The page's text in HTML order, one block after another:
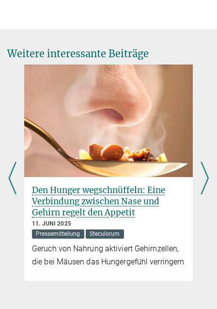
Weitere interessante Beiträge
Den Hunger wegschnüffeln: Eine
Verbindung zwischen Nase und
Gehirn regelt den Appetit
11. JUNI 2025
Pressemitteilung
Steculorum
Geruch von Nahrung aktiviert Gehirnzellen,
die bei Mäusen das Hungergefühl verringern